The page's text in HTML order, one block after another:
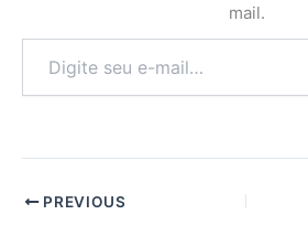
mail.
e-
PREVIOUS